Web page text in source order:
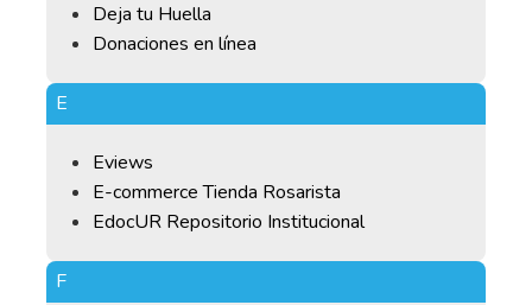
Deja tu Huella
Donaciones en línea
E
Eviews
E-commerce Tienda Rosarista
EdocUR Repositorio Institucional
F